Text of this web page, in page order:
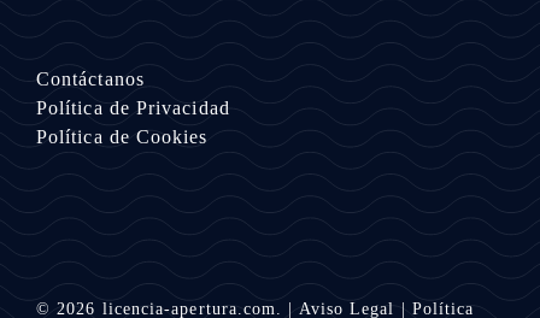
Contáctanos
Política de Privacidad
Política de Cookies
© 2026 licencia-apertura.com. Aviso Legal Política